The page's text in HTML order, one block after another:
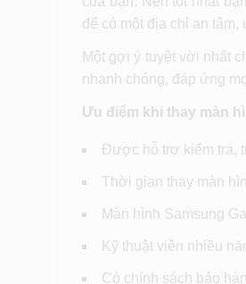
để có một địa chỉ an
Một gợi ý tuyệt vời nhất
nhanh chóng, đáp ứng
Ưu điểm khi thay màn
Được hỗ trợ kiểm tra,
Thời gian thay màn
Màn hình Samsung
Kỹ thuật viên nhiều
Có chính sách bảo